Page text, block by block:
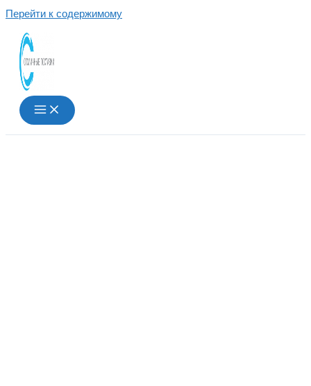
Перейти к содержимому